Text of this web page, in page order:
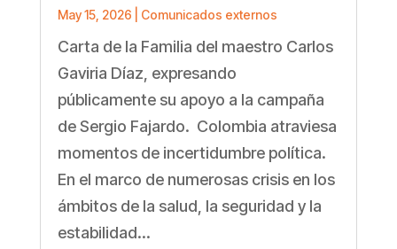
May 15, 2026 Comunicados externos
Carta de la Familia del maestro Carlos
Gaviria Díaz, expresando
públicamente su apoyo a la campaña
de Sergio Fajardo. Colombia atraviesa
momentos de incertidumbre política.
En el marco de numerosas crisis en los
ámbitos de la salud, la seguridad y la
estabilidad...